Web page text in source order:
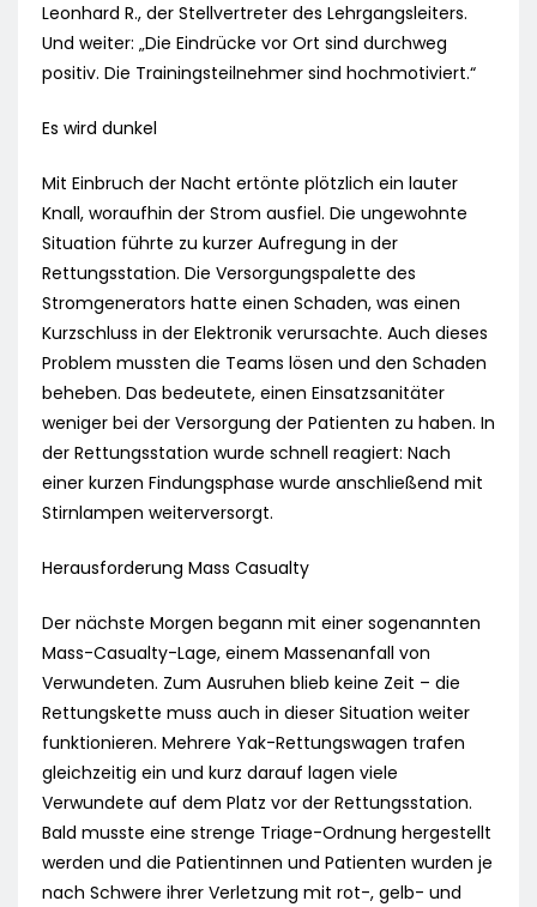
Leonhard R., der Stellvertreter des Lehrgangsleiters.
Und weiter: „Die Eindrücke vor Ort sind durchweg
positiv. Die Trainingsteilnehmer sind hochmotiviert.“
Es wird dunkel
Mit Einbruch der Nacht ertönte plötzlich ein lauter
Knall, woraufhin der Strom ausfiel. Die ungewohnte
Situation führte zu kurzer Aufregung in der
Rettungsstation. Die Versorgungspalette des
Stromgenerators hatte einen Schaden, was einen
Kurzschluss in der Elektronik verursachte. Auch dieses
Problem mussten die Teams lösen und den Schaden
beheben. Das bedeutete, einen Einsatzsanitäter
weniger bei der Versorgung der Patienten zu haben. In
der Rettungsstation wurde schnell reagiert: Nach
einer kurzen Findungsphase wurde anschließend mit
Stirnlampen weiterversorgt.
Herausforderung Mass Casualty
Der nächste Morgen begann mit einer sogenannten
Mass-Casualty-Lage, einem Massenanfall von
Verwundeten. Zum Ausruhen blieb keine Zeit – die
Rettungskette muss auch in dieser Situation weiter
funktionieren. Mehrere Yak-Rettungswagen trafen
gleichzeitig ein und kurz darauf lagen viele
Verwundete auf dem Platz vor der Rettungsstation.
Bald musste eine strenge Triage-Ordnung hergestellt
werden und die Patientinnen und Patienten wurden je
nach Schwere ihrer Verletzung mit rot-, gelb- und